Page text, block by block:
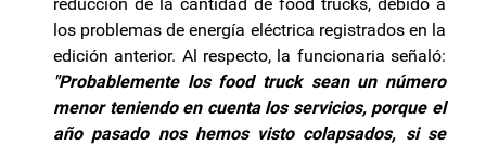
los problemas de energía eléctrica registrados en la
edición anterior. Al respecto, la funcionaria señaló:
"Probablemente los food truck sean un número
menor teniendo en cuenta los servicios, porque el
año pasado nos hemos visto colapsados, si se